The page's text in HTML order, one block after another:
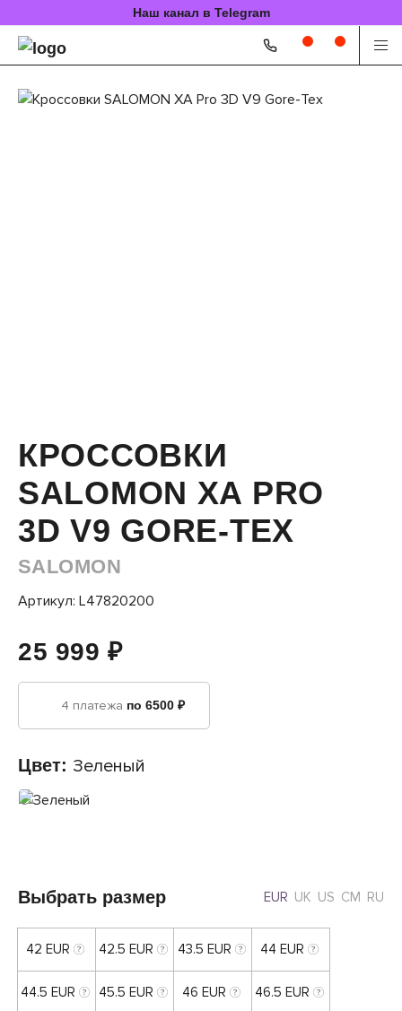
Наш канал в Telegram
КРОССОВКИ
SALOMON XA PRO
3D V9 GORE-TEX
SALOMON
Артикул: L47820200
25 999 ₽
4 платежа по 6500 ₽
Цвет: Зеленый
Выбрать размер EUR UK US CM RU
42 EUR 42.5 EUR 43.5 EUR 44 EUR
44.5 EUR 45.5 EUR 46 EUR 46.5 EUR